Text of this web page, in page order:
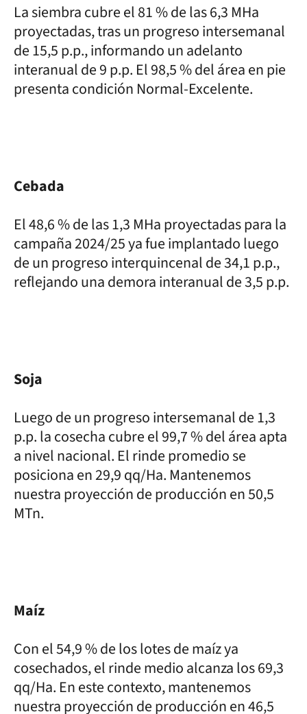
La siembra cubre el 81 % de las 6,3 MHa
proyectadas, tras un progreso intersemanal
de 15,5 p.p., informando un adelanto
interanual de 9 p.p. El 98,5 % del área en pie
presenta condición Normal-Excelente.
Cebada
El 48,6 % de las 1,3 MHa proyectadas para la
campaña 2024/25 ya fue implantado luego
de un progreso interquincenal de 34,1 p.p.,
reflejando una demora interanual de 3,5 p.p.
Soja
Luego de un progreso intersemanal de 1,3
p.p. la cosecha cubre el 99,7 % del área apta
a nivel nacional. El rinde promedio se
posiciona en 29,9 qq/Ha. Mantenemos
nuestra proyección de producción en 50,5
MTn.
Maíz
Con el 54,9 % de los lotes de maíz ya
cosechados, el rinde medio alcanza los 69,3
qq/Ha. En este contexto, mantenemos
nuestra proyección de producción en 46,5